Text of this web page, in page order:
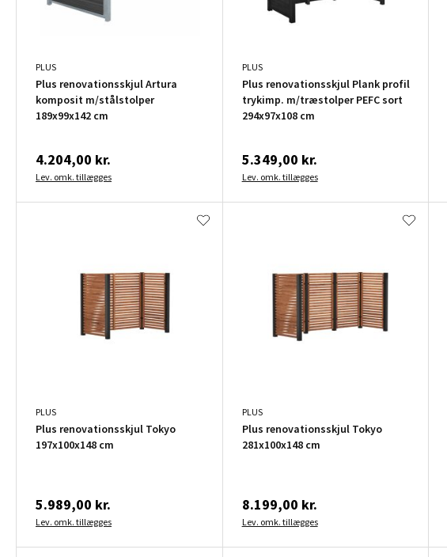
PLUS
Plus renovationsskjul Artura
komposit m/stålstolper
189x99x142 cm
4.204,00 kr.
Lev. omk. tillægges
PLUS
Plus renovationsskjul Plank profil
trykimp. m/træstolper PEFC sort
294x97x108 cm
5.349,00 kr.
Lev. omk. tillægges
PLUS
Plus renovationsskjul Tokyo
197x100x148 cm
5.989,00 kr.
Lev. omk. tillægges
PLUS
Plus renovationsskjul Tokyo
281x100x148 cm
8.199,00 kr.
Lev. omk. tillægges